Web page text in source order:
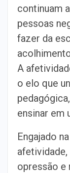
continuam
pessoas
fazer da
A
o elo que
ensinar em
Engajado
afetividade,
opressão